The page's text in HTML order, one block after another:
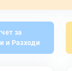
за
и Разходи